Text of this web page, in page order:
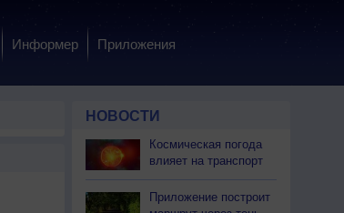
Информер Приложения
НОВОСТИ
Космическая погода
влияет на транспорт
Приложение построит